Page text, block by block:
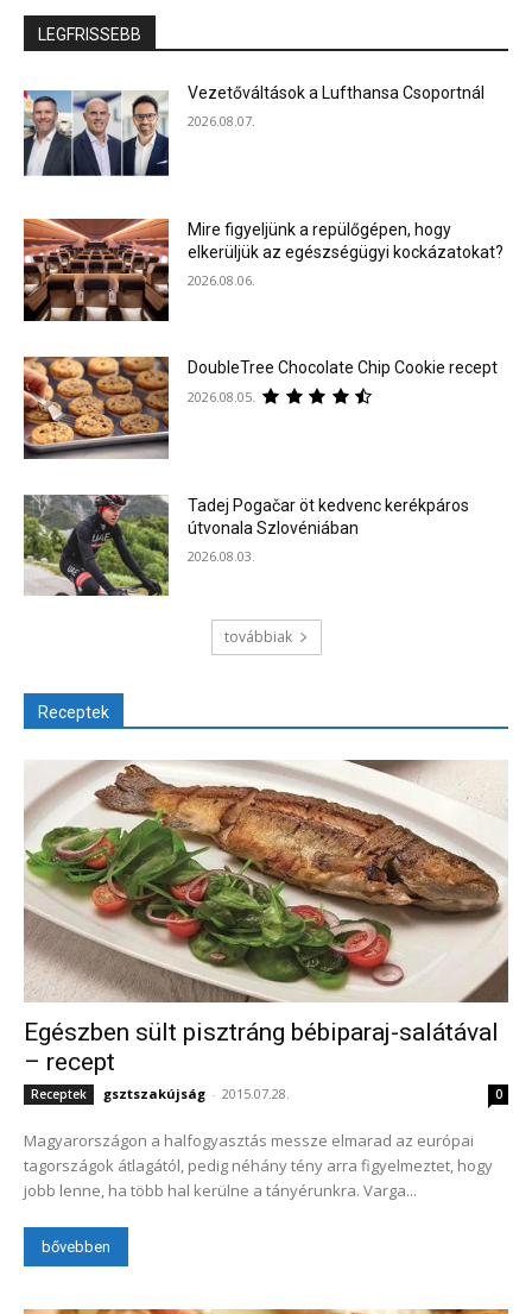
LEGFRISSEBB
Vezetőváltások a Lufthansa Csoportnál
2026.08.07.
Mire figyeljünk a repülőgépen, hogy
elkerüljük az egészségügyi kockázatokat?
2026.08.06.
DoubleTree Chocolate Chip Cookie recept
2026.08.05.
Tadej Pogačar öt kedvenc kerékpáros
útvonala Szlovéniában
2026.08.03.
továbbiak
Receptek
Egészben sült pisztráng bébiparaj-salátával
– recept
Receptek gsztszakújság - 2015.07.28. 0
Magyarországon a halfogyasztás messze elmarad az európai
tagországok átlagától, pedig néhány tény arra figyelmeztet, hogy
jobb lenne, ha több hal kerülne a tányérunkra. Varga...
bővebben